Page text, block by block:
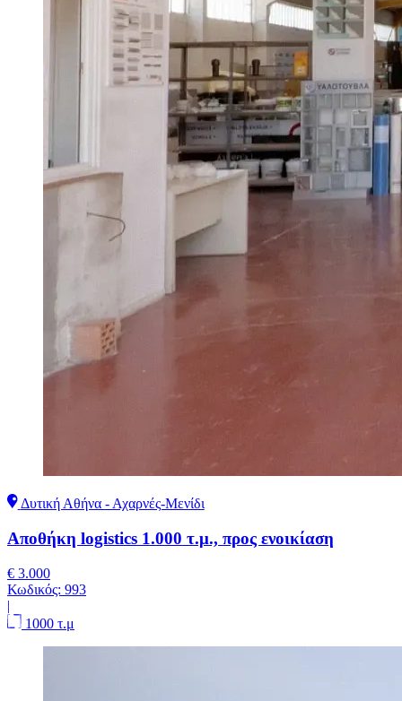
Δυτική Αθήνα - Αχαρνές-Μενίδι
Αποθήκη logistics 1.000 τ.μ., προς ενοικίαση
€ 3.000
Κωδικός: 993
|
1000 τ.μ